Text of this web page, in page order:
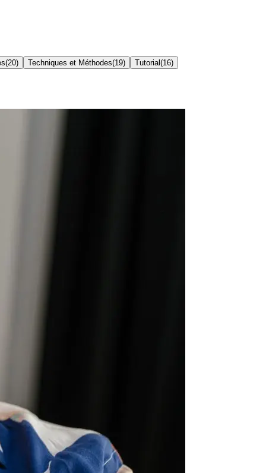
(20) Techniques et Méthodes(19) Tutorial (16)